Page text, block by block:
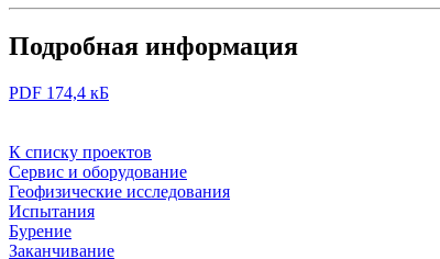
Подробная информация
PDF 174,4 кБ
К списку проектов
Сервис и оборудование
Геофизические исследования
Испытания
Бурение
Заканчивание